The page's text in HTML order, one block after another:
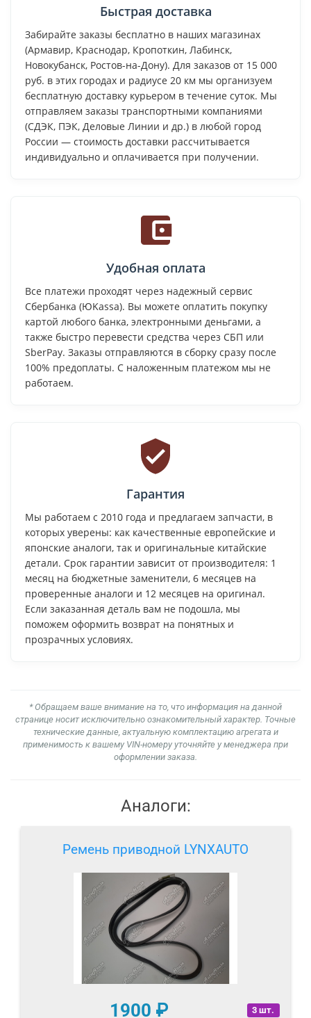
Быстрая доставка
Забирайте заказы бесплатно в наших магазинах
(Армавир, Краснодар, Кропоткин, Лабинск,
Новокубанск, Ростов-на-Дону). Для заказов от 15 000
руб. в этих городах и радиусе 20 км мы организуем
бесплатную доставку курьером в течение суток. Мы
отправляем заказы транспортными компаниями
(СДЭК, ПЭК, Деловые Линии и др.) в любой город
России — стоимость доставки рассчитывается
индивидуально и оплачивается при получении.
Удобная оплата
Все платежи проходят через надежный сервис
Сбербанка (ЮKassa). Вы можете оплатить покупку
картой любого банка, электронными деньгами, а
также быстро перевести средства через СБП или
SberPay. Заказы отправляются в сборку сразу после
100% предоплаты. С наложенным платежом мы не
работаем.
Гарантия
Мы работаем с 2010 года и предлагаем запчасти, в
которых уверены: как качественные европейские и
японские аналоги, так и оригинальные китайские
детали. Срок гарантии зависит от производителя: 1
месяц на бюджетные заменители, 6 месяцев на
проверенные аналоги и 12 месяцев на оригинал.
Если заказанная деталь вам не подошла, мы
поможем оформить возврат на понятных и
прозрачных условиях.
* Обращаем ваше внимание на то, что информация на данной
странице носит исключительно ознакомительный характер. Точные
технические данные, актуальную комплектацию агрегата и
применимость к вашему VIN-номеру уточняйте у менеджера при
оформлении заказа.
Аналоги:
Ремень приводной LYNXAUTO
3 шт.
1900 ₽